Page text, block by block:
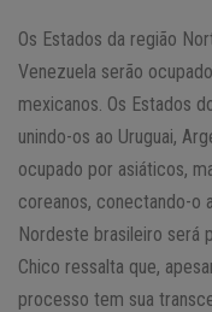
Os Estados da região
Venezuela serão
mexicanos. Os Estados
unindo-os ao Uruguai,
ocupado por asiáticos,
coreanos, conectando-o
Nordeste brasileiro será
Chico ressalta que,
processo tem sua